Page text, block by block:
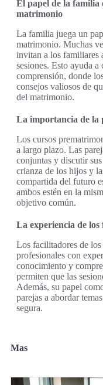
El papel de la familia
matrimonio
La familia juega un
matrimonio. Muchas
invitan a los familiares
sesiones. Esto ayuda
comprensión, donde
consejos valiosos de
del matrimonio.
La importancia de la
Los cursos
a largo plazo. Las
conjuntas y discutir
crianza de los hijos y
compartida del futuro
ambos estén en la
objetivo común.
La experiencia de los
Los facilitadores de
profesionales con
conocimiento y
permiten que las
Además, su papel
parejas a abordar
segura.
Mas